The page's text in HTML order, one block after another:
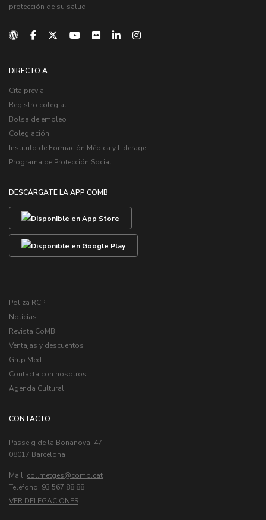
protección de su salud.
DIRECTO A...
Cita previa
Registro colegial
Bolsa de empleo
Colegiación
Instituto de Formación Médica y Liderage
Programa de Protección Social
DESCÁRGATE LA APP COMB
Poliza RCP
Noticias
Revista CoMB
Ventajas y descuentos
Grup Med
Contacta con nosotros
Agenda Cultural
CONTACTO
Passeig de la Bonanova, 47
08017 Barcelona
Mail: col.metges
Telèfono: 93 567 88 88
VER DELEGACIONES